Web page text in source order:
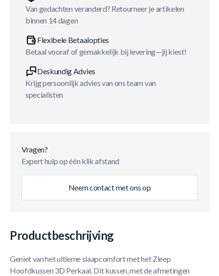
Van gedachten veranderd? Retourneer je artikelen
binnen 14 dagen
Flexibele Betaalopties
Betaal vooraf of gemakkelijk bij levering—jij kiest!
Deskundig Advies
Krijg persoonlijk advies van ons team van
specialisten
Vragen?
Expert hulp op één klik afstand
Neem contact met ons op
Productbeschrijving
Geniet van het ultieme slaapcomfort met het Zleep
Hoofdkussen 3D Perkaal. Dit kussen, met de afmetingen